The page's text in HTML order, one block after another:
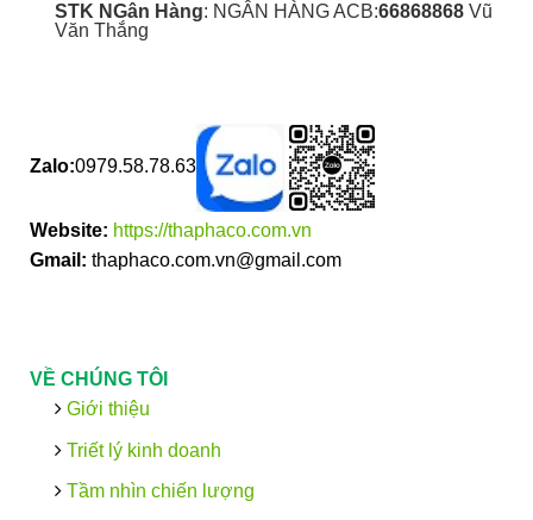
STK NGân Hàng: NGÂN HÀNG ACB:66868868Vũ
Văn Thắng
Zalo:0979.58.78.63
Website: https://thaphaco.com.vn
Gmail: thaphaco.com.vn@gmail.com
VỀ CHÚNG TÔI
Giới thiệu
Triết lý kinh doanh
Tầm nhìn chiến lượng